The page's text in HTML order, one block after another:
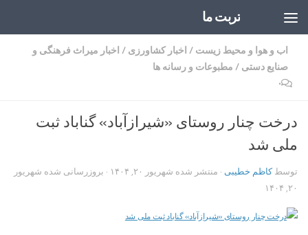
تربت ما
اب و هوا و محیط زیست / اخبار کشاورزی / اخبار میراث فرهنگی و
صنایع دستی / مطبوعات و رسانه ها
۰
درخت چنار روستای «شیرازآباد» گناباد ثبت
ملی شد
توسطکاظم خطیبی · منتشر شده شهریور ۲۰, ۱۴۰۴ · بروزرسانی شده شهریور
۲۰, ۱۴۰۴